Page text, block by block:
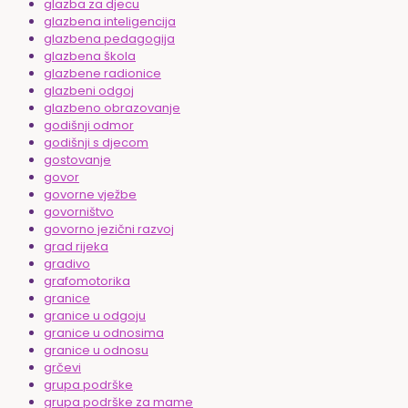
glazba za djecu
glazbena inteligencija
glazbena pedagogija
glazbena škola
glazbene radionice
glazbeni odgoj
glazbeno obrazovanje
godišnji odmor
godišnji s djecom
gostovanje
govor
govorne vježbe
govorništvo
govorno jezični razvoj
grad rijeka
gradivo
grafomotorika
granice
granice u odgoju
granice u odnosima
granice u odnosu
grčevi
grupa podrške
grupa podrške za mame